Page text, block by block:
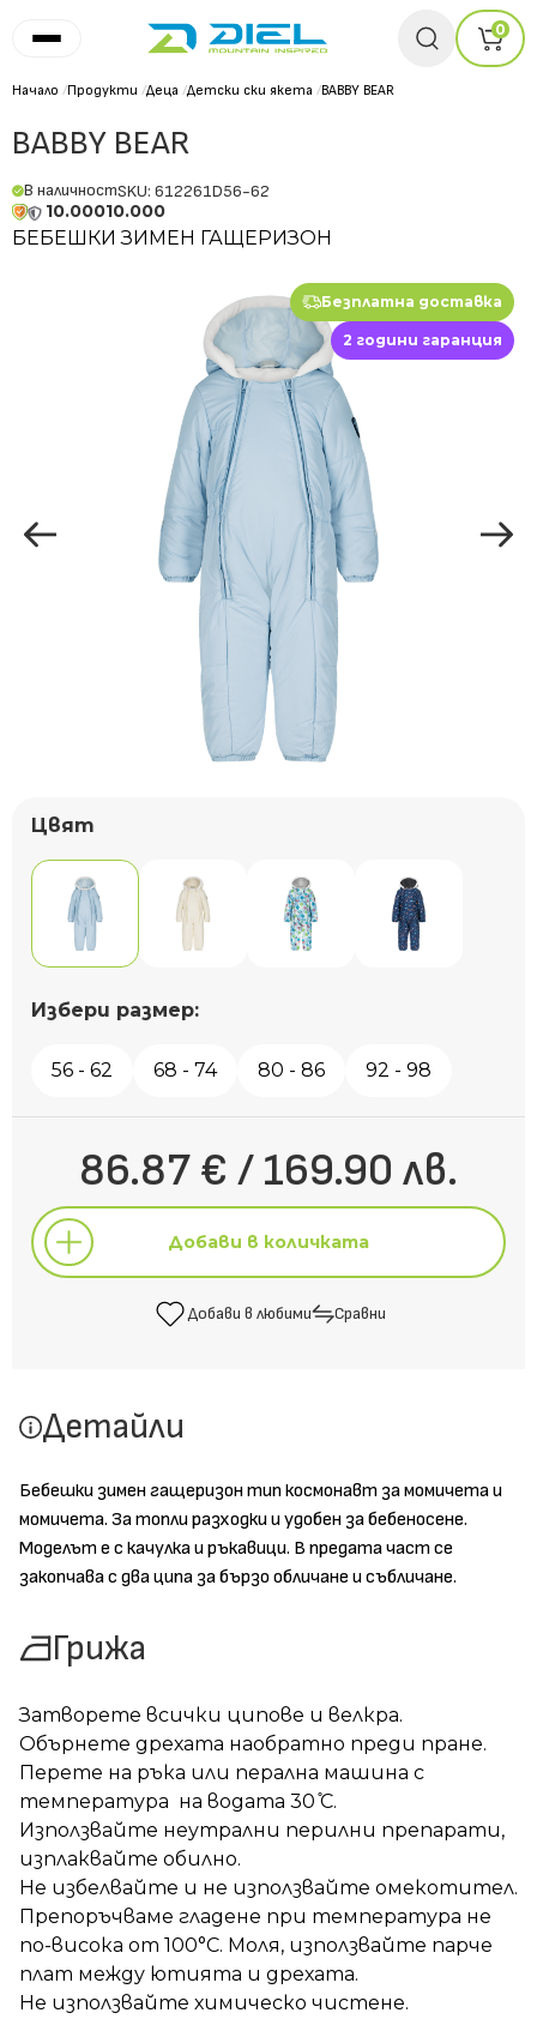
0
Начало /Продукти /Деца /Детски ски якета /BABBY BEAR
BABBY BEAR
В наличностSKU: 612261D56-62
10.00010.000
БЕБЕШКИ ЗИМЕН ГАЩЕРИЗОН
Безплатна доставка
2 години гаранция
Цвят
Избери размер:
56 - 62 68 - 74 80 - 86 92 - 98
86.87 € / 169.90 лв.
Добави в количката
Добави в любими Сравни
Детайли
Бебешки зимен гащеризон тип космонавт за момичета и
момичета. За топли разходки и удобен за бебеносене.
Моделът е с качулка и ръкавици. В предата част се
закопчава с два ципа за бързо обличане и събличане.
Грижа
Затворете всички ципове и велкра.
Обърнете дрехата наобратно преди пране.
Перете на ръка или перална машина с
температура на водата 30 ̊С.
Използвайте неутрални перилни препарати,
изплаквайте обилно.
Не избелвайте и не използвайте омекотител.
Препоръчваме гладене при температура не
по-висока от 100°C. Моля, използвайте парче
плат между ютията и дрехата.
Не използвайте химическо чистене.